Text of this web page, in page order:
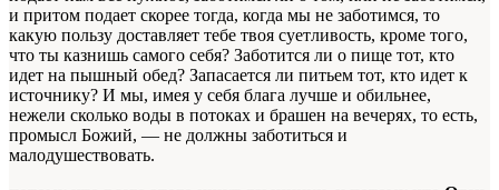
и притом подает скорее тогда, когда мы не заботимся, то
какую пользу доставляет тебе твоя суетливость, кроме того,
что ты казнишь самого себя? Заботится ли о пище тот, кто
идет на пышный обед? Запасается ли питьем тот, кто идет к
источнику? И мы, имея у себя блага лучше и обильнее,
нежели сколько воды в потоках и брашен на вечерях, то есть,
промысл Божий, — не должны заботиться и
малодушествовать.